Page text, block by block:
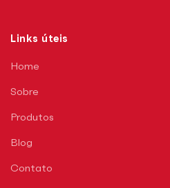
Links úteis
Home
Sobre
Produtos
Blog
Contato